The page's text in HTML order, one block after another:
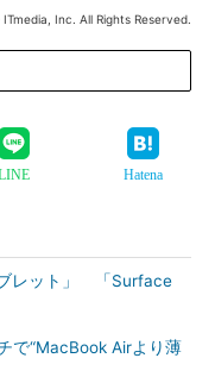
Inc. All Rights Reserved.
Hatena
ブレット」 「Surface
で“MacBook Airより薄